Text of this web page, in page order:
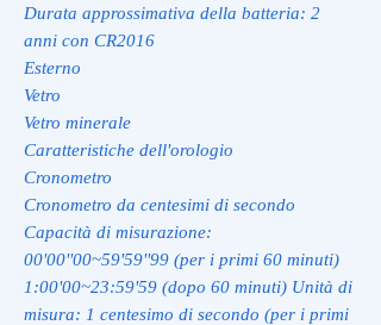
Durata approssimativa della batteria: 2
anni con CR2016
Esterno
Vetro
Vetro minerale
Caratteristiche dell'orologio
Cronometro
Cronometro da centesimi di secondo
Capacità di misurazione:
00'00''00~59'59''99 (per i primi 60 minuti)
1:00'00~23:59'59 (dopo 60 minuti) Unità di
misura: 1 centesimo di secondo (per i primi